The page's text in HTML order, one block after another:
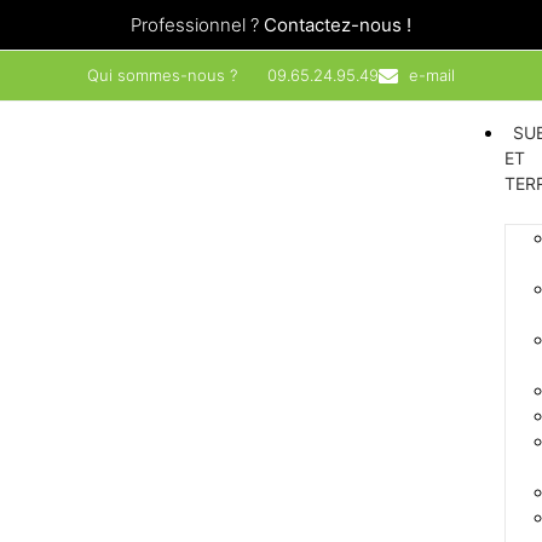
Professionnel ? Contactez-nous !
Qui sommes-nous ? 09.65.24.95.49 e-mail
ET